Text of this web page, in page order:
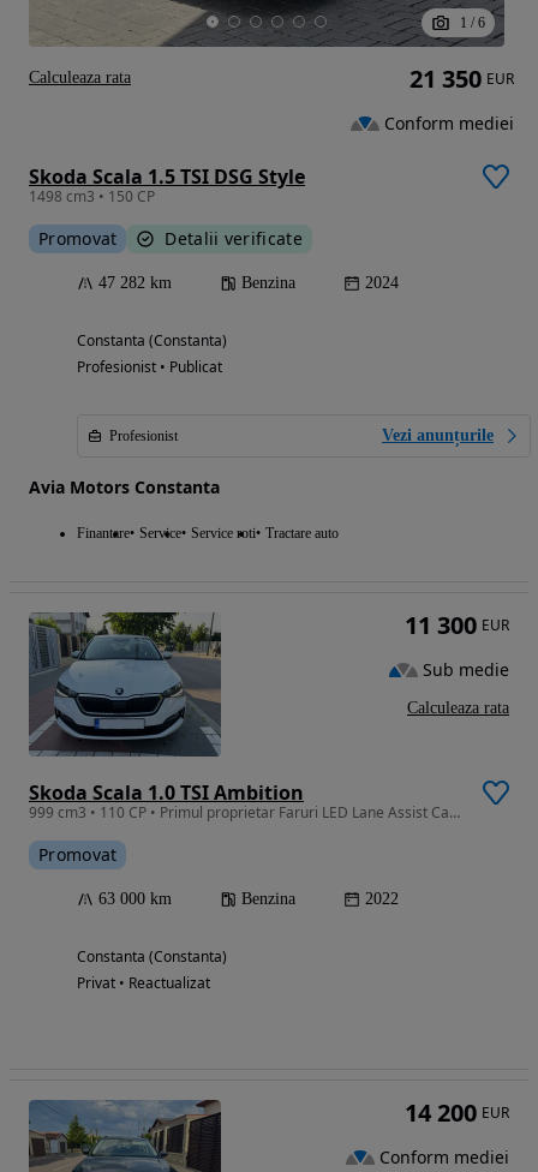
1 / 6
Skoda Scala 1.5 TSI DSG Style
1498 cm3 • 150 CP
Promovat Detalii verificate
47 282 km Benzina 2024
Constanta (Constanta)
Profesionist • Publicat
Profesionist Vezi anunțurile
Avia Motors Constanta
Finantare Service Service roti Tractare auto
21 350 EUR
Conform mediei
Calculeaza rata
Skoda Scala 1.0 TSI Ambition
999 cm3 • 110 CP • Primul proprietar Faruri LED Lane Assist CarPlay scaune incalzite etc
Promovat
63 000 km Benzina 2022
Constanta (Constanta)
Privat • Reactualizat
11 300 EUR
Sub medie
Calculeaza rata
14 200 EUR
Conform mediei